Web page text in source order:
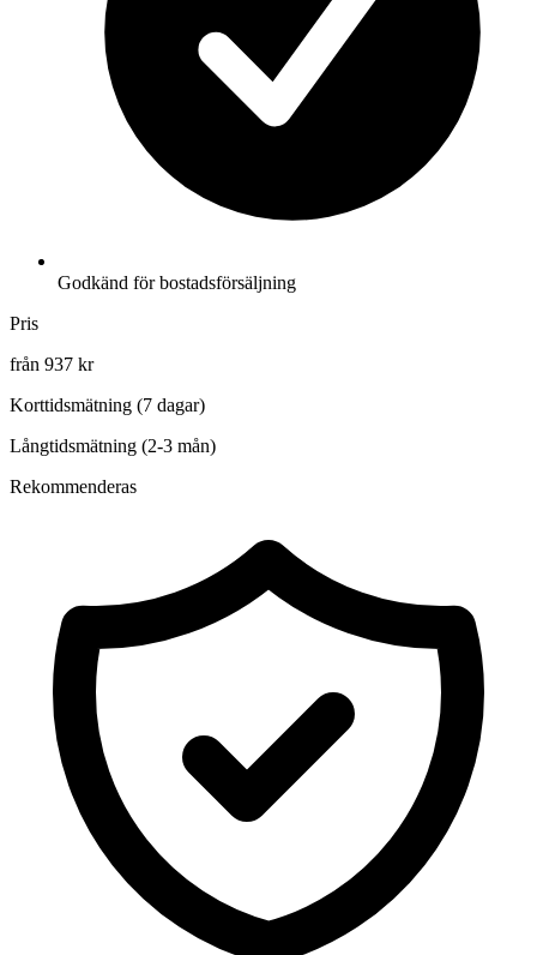
Godkänd för bostadsförsäljning
Pris
från 937 kr
Korttidsmätning (7 dagar)
Långtidsmätning (2-3 mån)
Rekommenderas